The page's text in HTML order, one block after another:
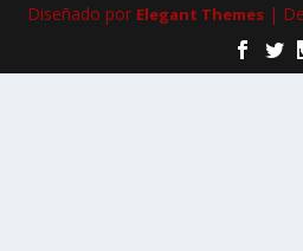
Diseñado por Elegant Themes|